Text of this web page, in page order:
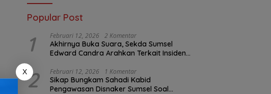
Popular Post
1 Februari 12, 2026 2 Komentar
Akhirnya Buka Suara, Sekda Sumsel
Edward Candra Arahkan Terkait Insiden
2 Februari 12, 2026 1 Komentar
Sikap Bungkam Sahadi Kabid
Pengawasan Disnaker Sumsel Soal
X